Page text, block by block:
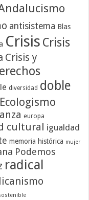
antisistema Blas
Crisis Crisis
Crisis y
diversidad doble
Ecologismo
europa
cultural igualdad
memoria histórica mujer
Podemos
radical